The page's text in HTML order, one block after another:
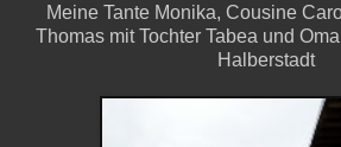
Meine Tante Monika, Cousine
Thomas mit Tochter Tabea und
Halberstadt